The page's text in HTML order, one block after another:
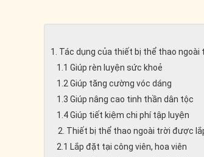
1. Tác dụng của thiết bị thể thao ngoài
1.1 Giúp rèn luyện sức khoẻ
1.2 Giúp tăng cường vóc dáng
1.3 Giúp nâng cao tinh thần dân tộc
1.4 Giúp tiết kiệm chi phí tập luyện
2. Thiết bị thể thao ngoài trời được
2.1 Lắp đặt tại công viên, hoa viên